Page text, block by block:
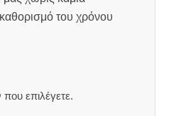
του χρόνου
επιλέγετε.